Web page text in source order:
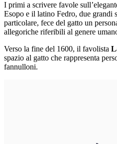
I primi a scrivere favole
Esopo e il latino Fedro, due
particolare, fece del gatto un
allegoriche riferibili al genere
Verso la fine del 1600, il favolista
spazio al gatto che rappresenta
fannulloni.